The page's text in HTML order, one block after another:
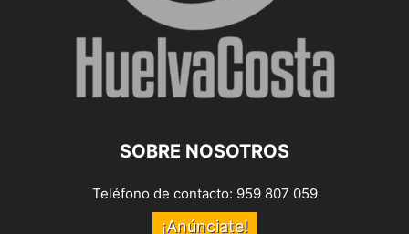
SOBRE NOSOTROS
Teléfono de contacto: 959 807 059
¡Anúnciate!